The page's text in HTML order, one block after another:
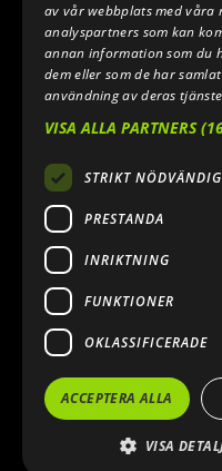
ÅNGRA MITT KÖP
2026. ALL RIGHTS RESERVED.
POWERED BY EMPORI CMS
av vår webbplats med våra
analyspartners som kan
annan information som du
dem eller som de har
användning av deras
VISA ALLA PARTNERS
STRIKT
PRESTANDA
INRIKTNING
FUNKTIONER
OKLASSIFICERADE
ACCEPTERA ALLA
VISA